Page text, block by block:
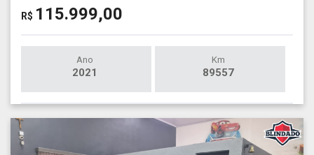
R$ 115.999,00
Ano
2021
Km
89557